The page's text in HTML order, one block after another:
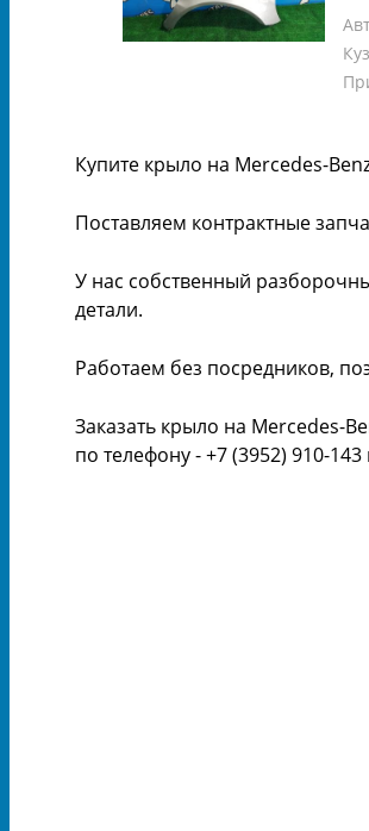
Купите крыло на Mercedes-
Поставляем контрактные
У нас собственный
детали.
Работаем без посредников,
Заказать крыло на Mercedes-
по телефону - +7 (3952) 910-